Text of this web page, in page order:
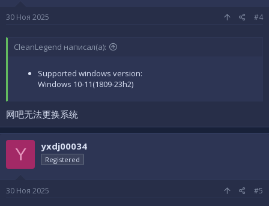
30 Ноя 2025 #4
CleanLegend написал(а):
Supported windows version:
Windows 10-11(1809-23h2)
网吧无法更换系统
Y yxdj00034
Registered
30 Ноя 2025 #5